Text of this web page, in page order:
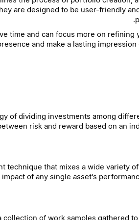
are designed to be user-friendly
time and can focus more on
and make a lasting
of dividing investments among
risk and reward based on an
technique that mixes a wide variety
of any single asset's
of work samples gathered